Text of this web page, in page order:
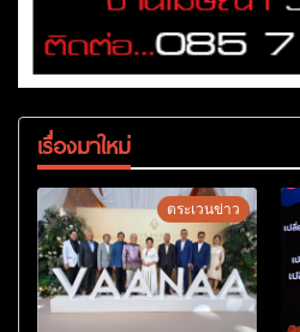
เรื่องมาใหม่
ตระเวนข่าว